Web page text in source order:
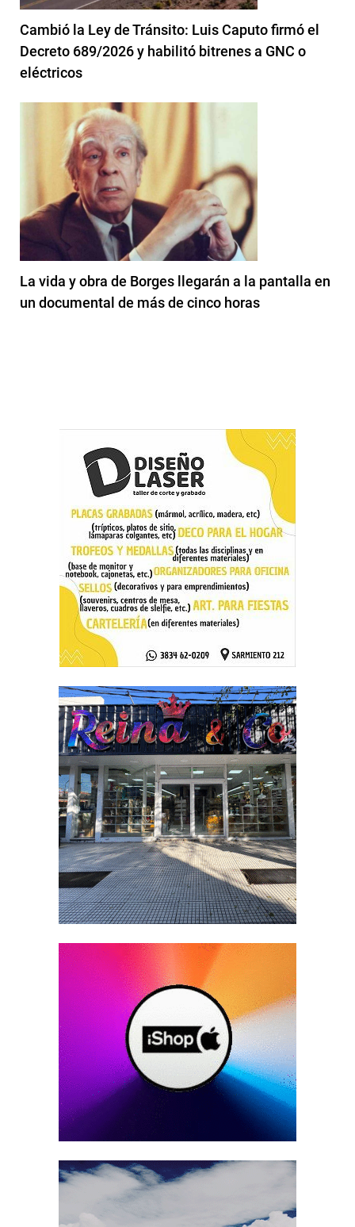
Cambió la Ley de Tránsito: Luis Caputo firmó el
Decreto 689/2026 y habilitó bitrenes a GNC o
eléctricos
La vida y obra de Borges llegarán a la pantalla en
un documental de más de cinco horas